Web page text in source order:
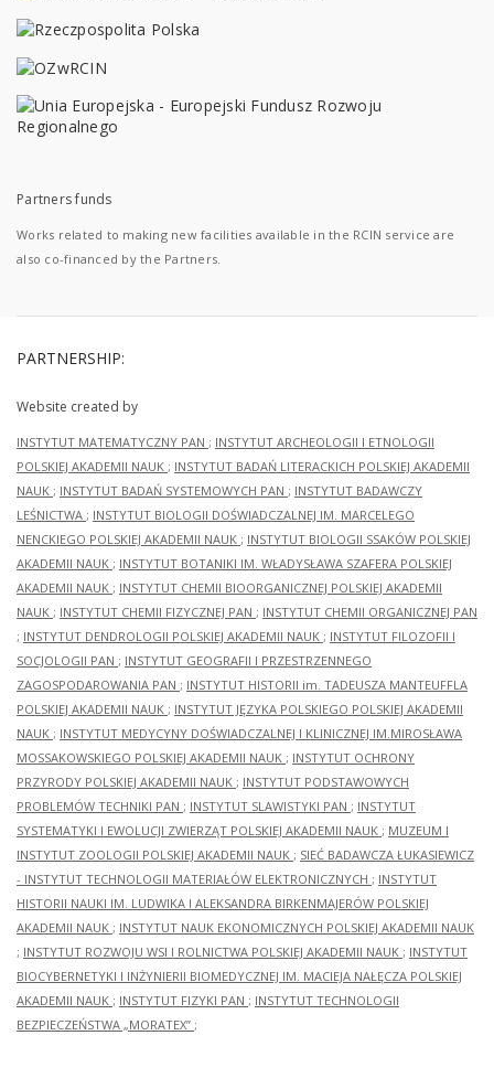
Partners funds
Works related to making new facilities available in the RCIN service are
also co-financed by the Partners.
PARTNERSHIP:
Website created by
INSTYTUT MATEMATYCZNY PAN ; INSTYTUT ARCHEOLOGII I ETNOLOGII
POLSKIEJ AKADEMII NAUK ; INSTYTUT BADAŃ LITERACKICH POLSKIEJ AKADEMII
NAUK ; INSTYTUT BADAŃ SYSTEMOWYCH PAN ; INSTYTUT BADAWCZY
LEŚNICTWA ; INSTYTUT BIOLOGII DOŚWIADCZALNEJ IM. MARCELEGO
NENCKIEGO POLSKIEJ AKADEMII NAUK ; INSTYTUT BIOLOGII SSAKÓW POLSKIEJ
AKADEMII NAUK ; INSTYTUT BOTANIKI IM. WŁADYSŁAWA SZAFERA POLSKIEJ
AKADEMII NAUK ; INSTYTUT CHEMII BIOORGANICZNEJ POLSKIEJ AKADEMII
NAUK ; INSTYTUT CHEMII FIZYCZNEJ PAN ; INSTYTUT CHEMII ORGANICZNEJ PAN
; INSTYTUT DENDROLOGII POLSKIEJ AKADEMII NAUK ; INSTYTUT FILOZOFII I
SOCJOLOGII PAN ; INSTYTUT GEOGRAFII I PRZESTRZENNEGO
ZAGOSPODAROWANIA PAN ; INSTYTUT HISTORII im. TADEUSZA MANTEUFFLA
POLSKIEJ AKADEMII NAUK ; INSTYTUT JĘZYKA POLSKIEGO POLSKIEJ AKADEMII
NAUK ; INSTYTUT MEDYCYNY DOŚWIADCZALNEJ I KLINICZNEJ IM.MIROSŁAWA
MOSSAKOWSKIEGO POLSKIEJ AKADEMII NAUK ; INSTYTUT OCHRONY
PRZYRODY POLSKIEJ AKADEMII NAUK ; INSTYTUT PODSTAWOWYCH
PROBLEMÓW TECHNIKI PAN ; INSTYTUT SLAWISTYKI PAN ; INSTYTUT
SYSTEMATYKI I EWOLUCJI ZWIERZĄT POLSKIEJ AKADEMII NAUK ; MUZEUM I
INSTYTUT ZOOLOGII POLSKIEJ AKADEMII NAUK ; SIEĆ BADAWCZA ŁUKASIEWICZ
- INSTYTUT TECHNOLOGII MATERIAŁÓW ELEKTRONICZNYCH ; INSTYTUT
HISTORII NAUKI IM. LUDWIKA I ALEKSANDRA BIRKENMAJERÓW POLSKIEJ
AKADEMII NAUK ; INSTYTUT NAUK EKONOMICZNYCH POLSKIEJ AKADEMII NAUK
; INSTYTUT ROZWOJU WSI I ROLNICTWA POLSKIEJ AKADEMII NAUK ; INSTYTUT
BIOCYBERNETYKI I INŻYNIERII BIOMEDYCZNEJ IM. MACIEJA NAŁĘCZA POLSKIEJ
AKADEMII NAUK ; INSTYTUT FIZYKI PAN ; INSTYTUT TECHNOLOGII
BEZPIECZEŃSTWA „MORATEX” ;